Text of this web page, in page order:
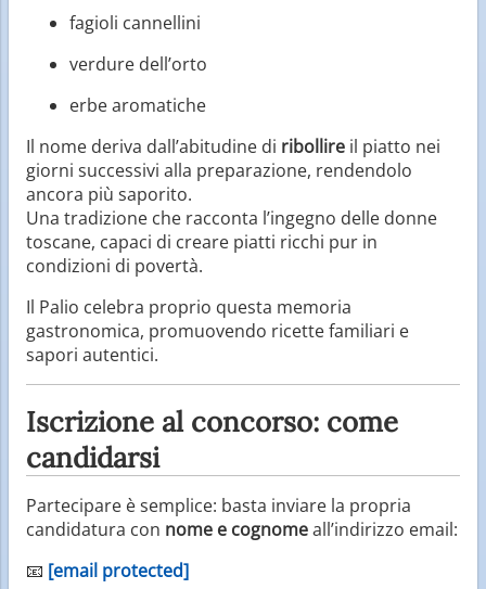
fagioli cannellini
verdure dell’orto
erbe aromatiche
Il nome deriva dall’abitudine di ribollire il piatto nei
giorni successivi alla preparazione, rendendolo
ancora più saporito.
Una tradizione che racconta l’ingegno delle donne
toscane, capaci di creare piatti ricchi pur in
condizioni di povertà.
Il Palio celebra proprio questa memoria
gastronomica, promuovendo ricette familiari e
sapori autentici.
Iscrizione al concorso: come
candidarsi
Partecipare è semplice: basta inviare la propria
candidatura con nome e cognomeall’indirizzo email:
📧 [email protected]